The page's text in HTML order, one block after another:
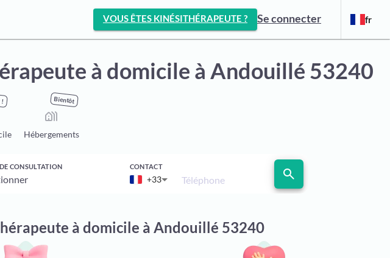
VOUS ÊTES KINÉSITHÉRAPEUTE ? Se connecter fr
à domicile à Andouillé 53240
! Bientôt
holiday_village
Hébergements
CONSULTATION CONTACT
+33 Téléphone search
à domicile à Andouillé 53240